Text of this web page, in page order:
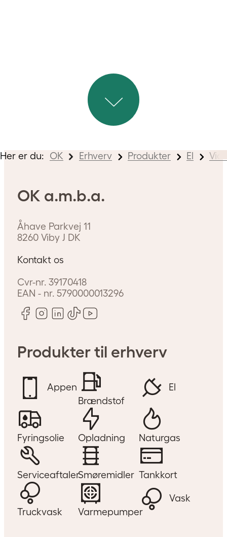
Er du udlejer?
OK er din samarbejdspartner
og el, hvis du som boligudlejer
til- og fraflytninger. Læs mere
Hvad er tariffer – og
hvorfor ændrer de sig?
egentlig betaler tariffer og
hvorfor de ændrer sig.
Spar penge på strømmen
Her er du: OK Erhverv Produkter El
OK a.m.b.a.
Åhave Parkvej 11
8260 Viby J DK
Kontakt os
Cvr-nr. 39170418
EAN - nr.5790000013296
Produkter til erhverv
Appen
Brændstof
El
Fyringsolie Opladning Naturgas
ServiceaftalerSmøremidler Tankkort
Truckvask Varmepumper
Vask